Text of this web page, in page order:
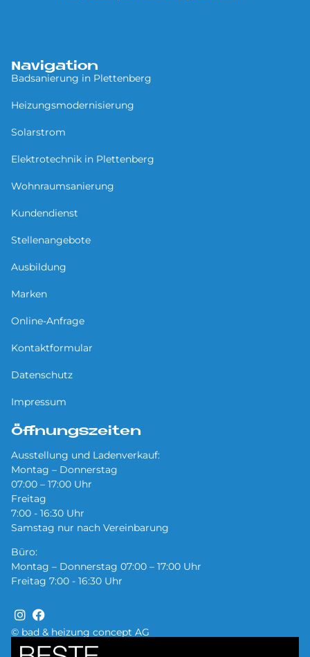
© bad & heizung concept AG
Navigation
Badsanierung in Plettenberg
Heizungsmodernisierung
Solarstrom
Elektrotechnik in Plettenberg
Wohnraumsanierung
Kundendienst
Stellenangebote
Ausbildung
Marken
Online-Anfrage
Kontaktformular
Datenschutz
Impressum
Öffnungszeiten
Ausstellung und Ladenverkauf:
Montag – Donnerstag
07:00 – 17:00 Uhr
Freitag
7:00 - 16:30 Uhr
Samstag nur nach Vereinbarung
Büro:
Montag – Donnerstag 07:00 – 17:00 Uhr
Freitag 7:00 - 16:30 Uhr